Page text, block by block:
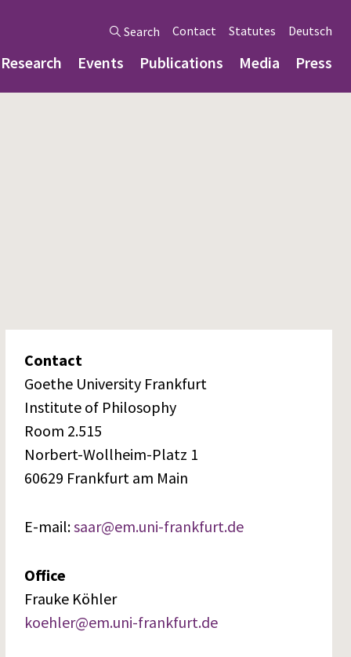
Search Contact Statutes Deutsch
Research Events Publications Media Press
Contact
Goethe University Frankfurt
Institute of Philosophy
Room 2.515
Norbert-Wollheim-Platz 1
60629 Frankfurt am Main
E-mail:saar@em.uni-frankfurt.de
Office
Frauke Köhler
koehler@em.uni-frankfurt.de